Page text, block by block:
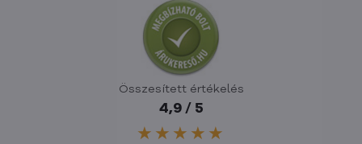
Összesített értékelés
4,9 / 5
★★★★★